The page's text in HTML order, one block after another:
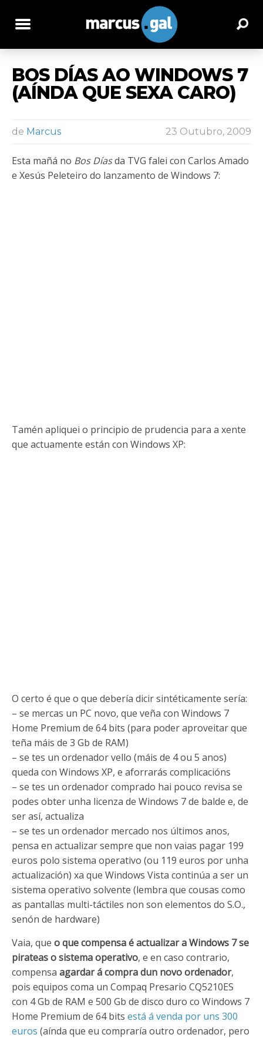
BOS DÍAS AO WINDOWS 7
(AÍNDA QUE SEXA CARO)
de Marcus 23 Outubro, 2009
Esta mañá no Bos Díasda TVG falei con Carlos Amado
e Xesús Peleteiro do lanzamento de Windows 7:
Tamén apliquei o principio de prudencia para a xente
que actuamente están con Windows XP:
O certo é que o que debería dicir sintéticamente sería:
– se mercas un PC novo, que veña con Windows 7
Home Premium de 64 bits (para poder aproveitar que
teña máis de 3 Gb de RAM)
– se tes un ordenador vello (máis de 4 ou 5 anos)
queda con Windows XP, e aforrarás complicacións
– se tes un ordenador comprado hai pouco revisa se
podes obter unha licenza de Windows 7 de balde e, de
ser así, actualiza
– se tes un ordenador mercado nos últimos anos,
pensa en actualizar sempre que non vaias pagar 199
euros polo sistema operativo (ou 119 euros por unha
actualización) xa que Windows Vista continúa a ser un
sistema operativo solvente (lembra que cousas como
as pantallas multi-táctiles non son elementos do S.O.,
senón de hardware)
Vaia, que o que compensa é actualizar a Windows 7 se
pirateas o sistema operativo, e en caso contrario,
compensa agardar á compra dun novo ordenador,
pois equipos coma un Compaq Presario CQ5210ES
con 4 Gb de RAM e 500 Gb de disco duro co Windows 7
Home Premium de 64 bits está á venda por uns 300
euros (aínda que eu compraría outro ordenador, pero